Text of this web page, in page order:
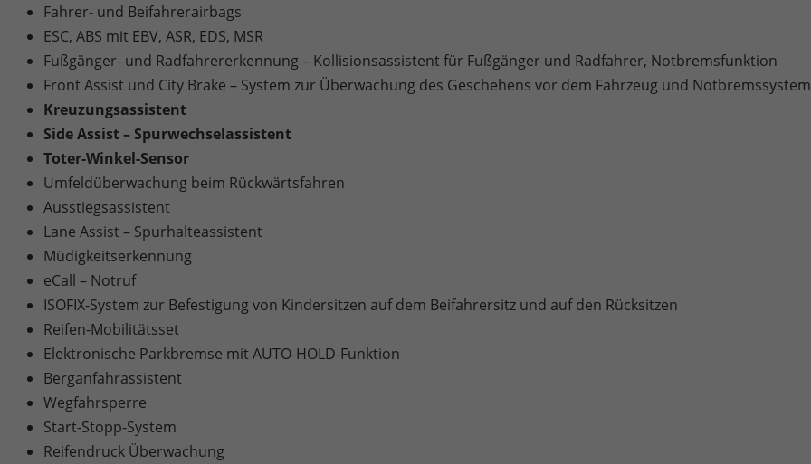
Fahrer- und Beifahrerairbags
ESC, ABS mit EBV, ASR, EDS, MSR
Fußgänger- und Radfahrererkennung – Kollisionsassistent für Fußgänger und Radfahrer, Notbremsfunktion
Front Assist und City Brake – System zur Überwachung des Geschehens vor dem Fahrzeug und Notbremssystem
Kreuzungsassistent
Side Assist – Spurwechselassistent
Toter-Winkel-Sensor
Umfeldüberwachung beim Rückwärtsfahren
Ausstiegsassistent
Lane Assist – Spurhalteassistent
Müdigkeitserkennung
eCall – Notruf
ISOFIX-System zur Befestigung von Kindersitzen auf dem Beifahrersitz und auf den Rücksitzen
Reifen-Mobilitätsset
Elektronische Parkbremse mit AUTO-HOLD-Funktion
Berganfahrassistent
Wegfahrsperre
Start-Stopp-System
Reifendruck Überwachung